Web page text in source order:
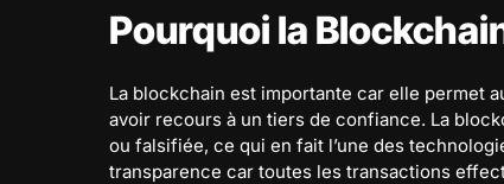
Pourquoi la
La blockchain est importante car elle permet
avoir recours à un tiers de confiance. La
ou falsifiée, ce qui en fait l’une des
transparence car toutes les transactions